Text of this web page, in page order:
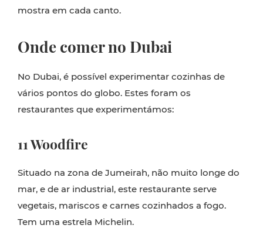
mostra em cada canto.
Onde comer no Dubai
No Dubai, é possível experimentar cozinhas de
vários pontos do globo. Estes foram os
restaurantes que experimentámos:
11 Woodfire
Situado na zona de Jumeirah, não muito longe do
mar, e de ar industrial, este restaurante serve
vegetais, mariscos e carnes cozinhados a fogo.
Tem uma estrela Michelin.